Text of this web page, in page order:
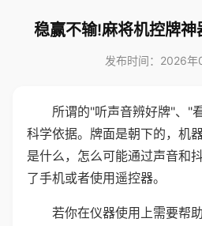
稳赢不输!麻将机控牌
发布时间：2026
所谓的"听声音辨好牌"、"
科学依据。牌面是朝下的，机
是什么，怎么可能通过声音和
了手机或者使用遥控器。
若你在仪器使用上需要帮